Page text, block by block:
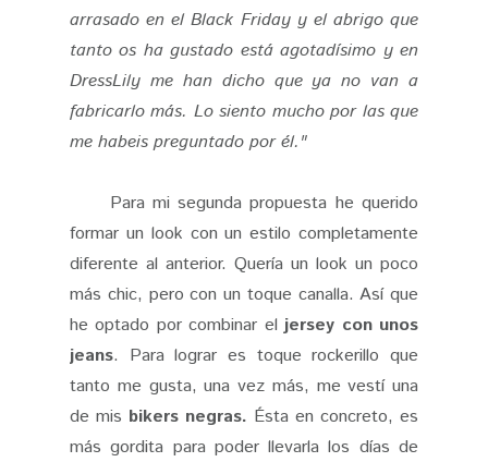
arrasado en el Black Friday y el abrigo que
tanto os ha gustado está agotadísimo y en
DressLily me han dicho que ya no van a
fabricarlo más. Lo siento mucho por las que
me habeis preguntado por él."
Para mi segunda propuesta he querido
formar un look con un estilo completamente
diferente al anterior. Quería un look un poco
más chic, pero con un toque canalla. Así que
he optado por combinar eljersey con unos
jeans. Para lograr es toque rockerillo que
tanto me gusta, una vez más, me vestí una
de mis bikers negras. Ésta en concreto, es
más gordita para poder llevarla los días de